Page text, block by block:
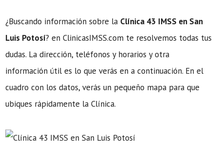
¿Buscando información sobre la Clínica 43 IMSS en San
Luis Potosí? en ClinicasIMSS.com te resolvemos todas tus
dudas. La dirección, teléfonos y horarios y otra
información útil es lo que verás en a continuación. En el
cuadro con los datos, verás un pequeño mapa para que
ubiques rápidamente la Clínica.